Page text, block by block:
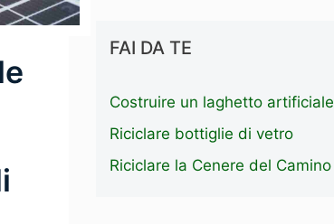
FAI DA TE
Costruire un laghetto artificiale
Riciclare bottiglie di vetro
Riciclare la Cenere del Camino